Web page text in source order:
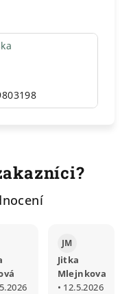
JM
Jitka
Mlejnkova
• 12.5.2026